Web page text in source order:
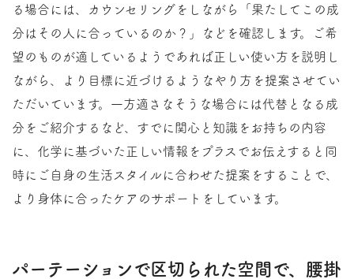
る場合には、カウンセリングをしながら「果たしてこの成
分はその人に合っているのか？」などを確認します。ご希
望のものが適しているようであれば正しい使い方を説明し
ながら、より目標に近づけるようなやり方を提案させてい
ただいています。一方適さなそうな場合には代替となる成
分をご紹介するなど、すでに関心と知識をお持ちの内容
に、化学に基づいた正しい情報をプラスでお伝えすると同
時にご自身の生活スタイルに合わせた提案をすることで、
より身体に合ったケアのサポートをしています。
パーテーションで区切られた空間で、腰掛